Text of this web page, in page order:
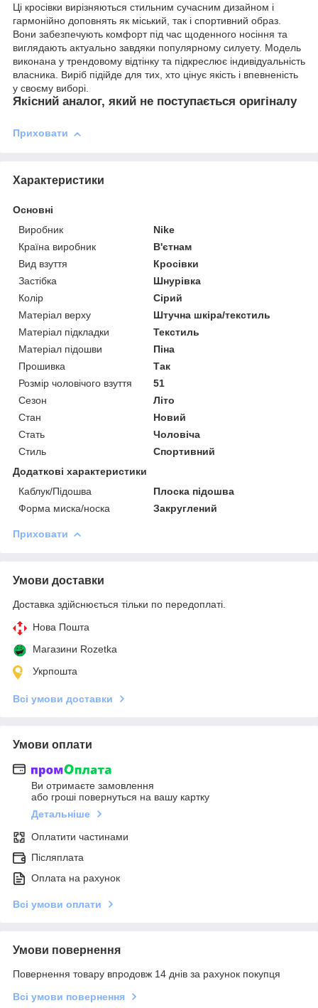
Ці кросівки вирізняються стильним сучасним дизайном і
гармонійно доповнять як міський, так і спортивний образ.
Вони забезпечують комфорт під час щоденного носіння та
виглядають актуально завдяки популярному силуету. Модель
виконана у трендовому відтінку та підкреслює індивідуальність
власника. Виріб підійде для тих, хто цінує якість і впевненість
у своєму виборі.
Якісний аналог, який не поступається оригіналу
Приховати
Характеристики
Основні
Виробник
Nike
Країна виробник
В'єтнам
Вид взуття
Кросівки
Застібка
Шнурівка
Колір
Сірий
Матеріал верху
Штучна шкіра/текстиль
Матеріал підкладки
Текстиль
Матеріал підошви
Піна
Прошивка
Так
Розмір чоловічого взуття
51
Сезон
Літо
Стан
Новий
Стать
Чоловіча
Стиль
Спортивний
Додаткові характеристики
Каблук/Підошва
Плоска підошва
Форма миска/носка
Закруглений
Приховати
Умови доставки
Доставка здійснюється тільки по передоплаті.
Нова Пошта
Магазини Rozetka
Укрпошта
Всі умови доставки
Умови оплати
Ви отримаєте замовлення
або гроші повернуться на вашу картку
Детальніше
Оплатити частинами
Післяплата
Оплата на рахунок
Всі умови оплати
Умови повернення
Повернення товару впродовж 14 днів за рахунок покупця
Всі умови повернення